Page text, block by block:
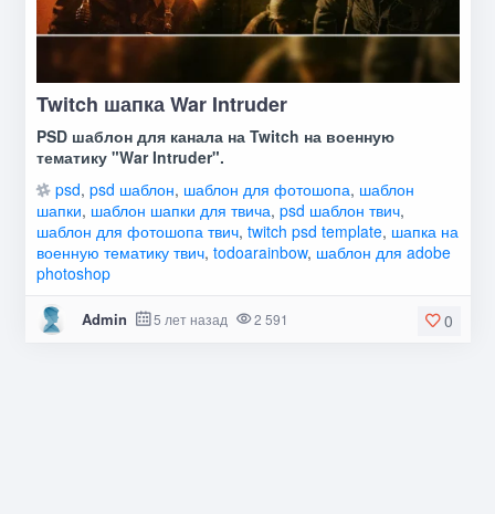
Twitch шапка War Intruder
PSD шаблон для канала на Twitch на военную
тематику "War Intruder".
psd, psd шаблон, шаблон для фотошопа, шаблон
шапки, шаблон шапки для твича, psd шаблон твич,
шаблон для фотошопа твич, twitch psd template, шапка на
военную тематику твич, todoarainbow, шаблон для adobe
photoshop
0
Admin 5 лет назад 2 591